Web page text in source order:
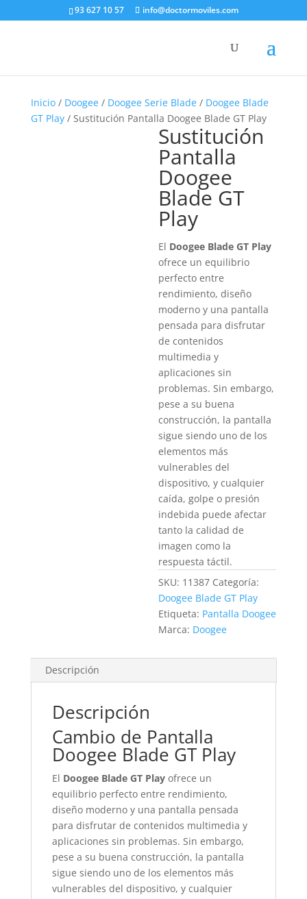
93 627 10 57 info@doctormoviles.com
Inicio/ Doogee/ Doogee Serie Blade/ Doogee Blade
GT Play/ Sustitución Pantalla Doogee Blade GT Play
Sustitución
Pantalla
Doogee
Blade GT
Play
El Doogee Blade GT Play
ofrece un equilibrio
perfecto entre
rendimiento, diseño
moderno y una pantalla
pensada para disfrutar
de contenidos
multimedia y
aplicaciones sin
problemas. Sin embargo,
pese a su buena
construcción, la pantalla
sigue siendo uno de los
elementos más
vulnerables del
dispositivo, y cualquier
caída, golpe o presión
indebida puede afectar
tanto la calidad de
imagen como la
respuesta táctil.
SKU: 11387 Categoría:
Doogee Blade GT Play
Etiqueta: Pantalla Doogee
Marca: Doogee
Descripción
Descripción
Cambio de Pantalla
Doogee Blade GT Play
El Doogee Blade GT Playofrece un
equilibrio perfecto entre rendimiento,
diseño moderno y una pantalla pensada
para disfrutar de contenidos multimedia y
aplicaciones sin problemas. Sin embargo,
pese a su buena construcción, la pantalla
sigue siendo uno de los elementos más
vulnerables del dispositivo, y cualquier